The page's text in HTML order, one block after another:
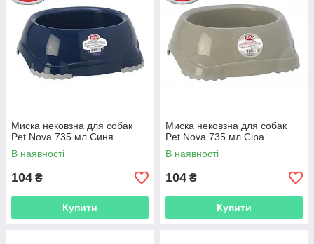
Миска нековзна для собак
Pet Nova 735 мл Синя
В наявності
104 ₴
Купити
Миска нековзна для собак
Pet Nova 735 мл Сіра
В наявності
104 ₴
Купити